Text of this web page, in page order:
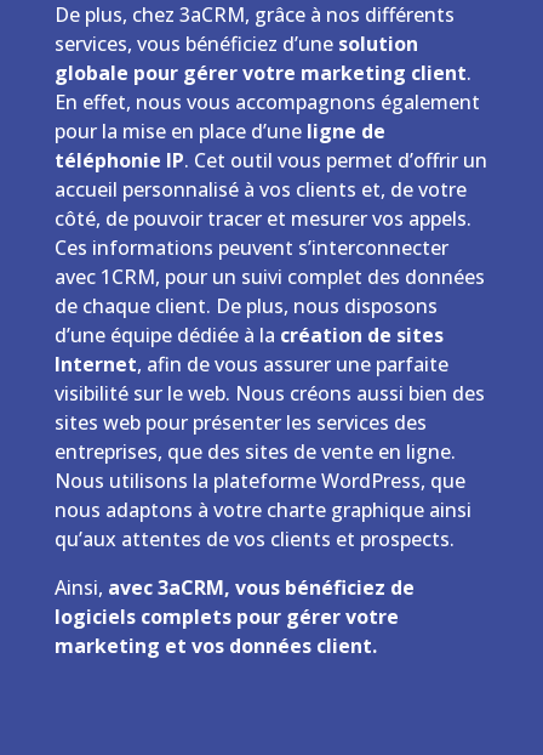
De plus, chez 3aCRM, grâce à nos différents
services, vous bénéficiez d’une solution
globale pour gérer votre marketing client.
En effet, nous vous accompagnons également
pour la mise en place d’une ligne de
téléphonie IP. Cet outil vous permet d’offrir un
accueil personnalisé à vos clients et, de votre
côté, de pouvoir tracer et mesurer vos appels.
Ces informations peuvent s’interconnecter
avec 1CRM, pour un suivi complet des données
de chaque client. De plus, nous disposons
d’une équipe dédiée à la création de sites
Internet, afin de vous assurer une parfaite
visibilité sur le web. Nous créons aussi bien des
sites web pour présenter les services des
entreprises, que des sites de vente en ligne.
Nous utilisons la plateforme WordPress, que
nous adaptons à votre charte graphique ainsi
qu’aux attentes de vos clients et prospects.
Ainsi, avec 3aCRM, vous bénéficiez de
logiciels complets pour gérer votre
marketing et vos données client.